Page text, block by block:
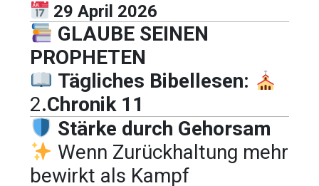
29 April 2026
GLAUBE SEINEN
PROPHETEN
Tägliches Bibellesen:
2.Chronik 11
Stärke durch Gehorsam
Wenn Zurückhaltung mehr
bewirkt als Kampf